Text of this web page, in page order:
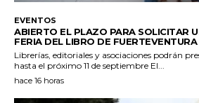
EVENTOS
ABIERTO EL PLAZO PARA SOLICITAR
FERIA DEL LIBRO DE FUERTEVENTURA
Librerías, editoriales y asociaciones podrán
hasta el próximo 11 de septiembre El...
hace 16 horas